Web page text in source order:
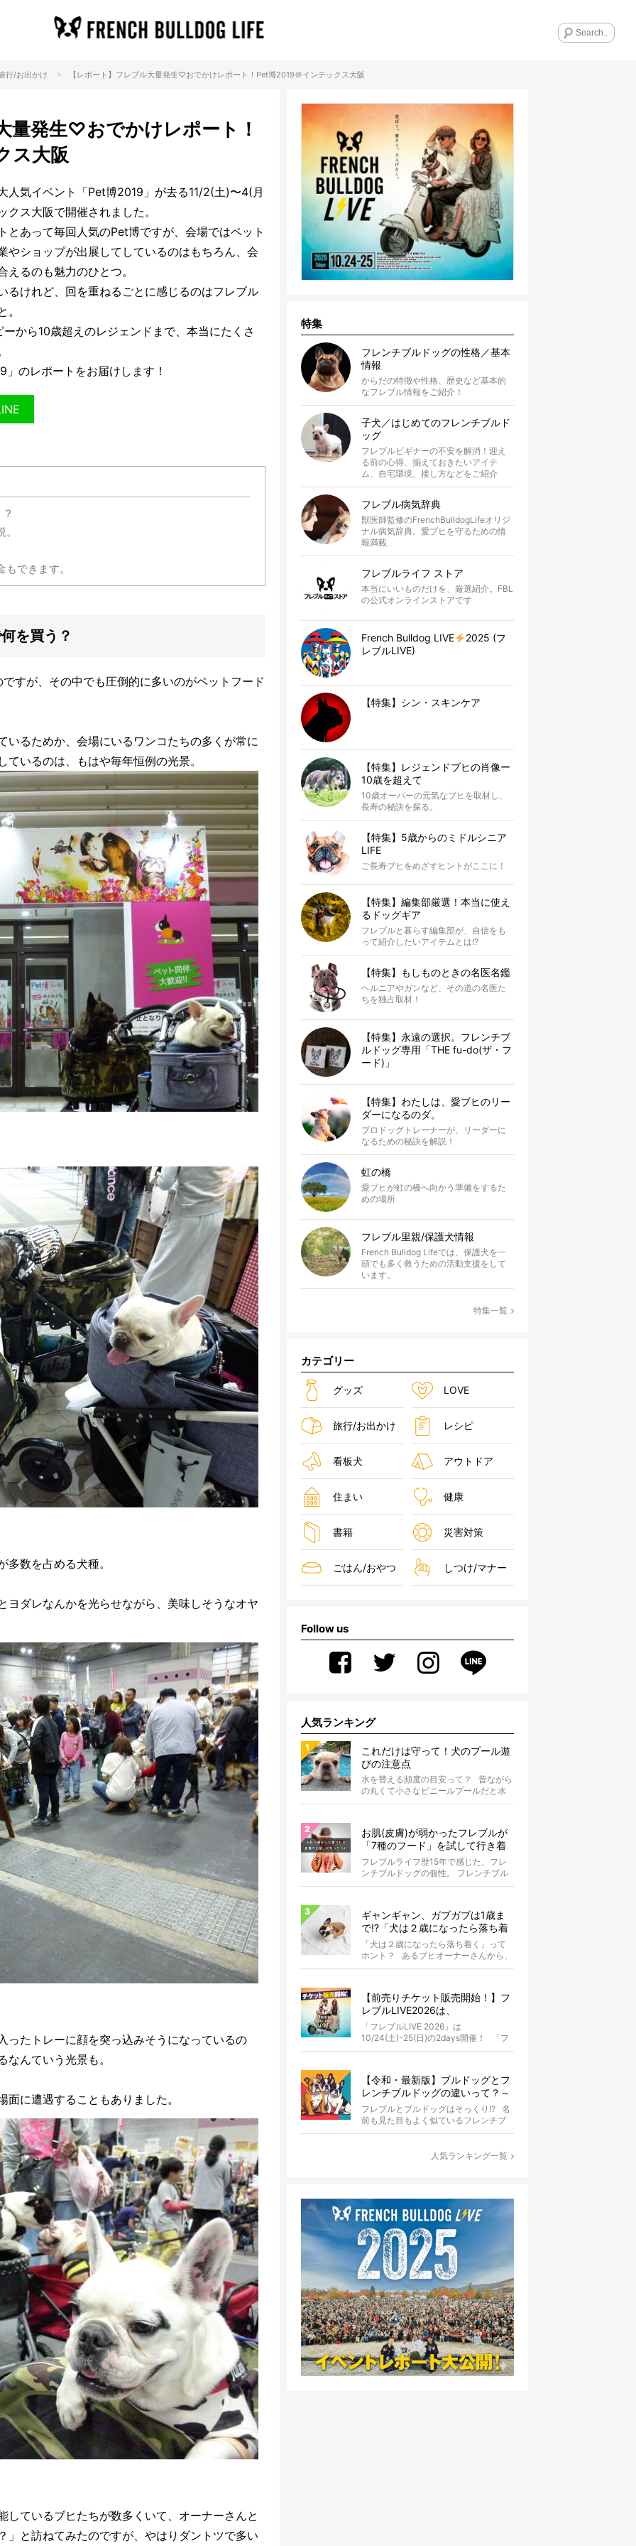
行/お出かけ > 【レポート】フレブル大量発生♡おでかけレポート！Pet博2019＠インテックス大阪
量発生♡おでかけレポート！
ス大阪
人気イベント「Pet博2019」が去る11/2(土)〜4(月
ス大阪で開催されました。
とあって毎回人気のPet博ですが、会場ではペット
やショップが出展してしているのはもちろん、会
るのも魅力のひとつ。
るけれど、回を重ねるごとに感じるのはフレブル
から10歳超えのレジェンドまで、本当にたくさ
のレポートをお届けします！
できます。
を買う？
すが、その中でも圧倒的に多いのがペットフード
いるためか、会場にいるワンコたちの多くが常に
いるのは、もはや毎年恒例の光景。
数を占める犬種。
ヨダレなんかを光らせながら、美味しそうなオヤ
ったトレーに顔を突っ込みそうになっているの
んていう光景も。
に遭遇することもありました。
しているブヒたちが数多くいて、オーナーさんと
」と訪ねてみたのですが、やはりダントツで多い
特集
フレンチブルドッグの性格／基本
情報
からだの特徴や性格、歴史など基本的
なフレブル情報をご紹介！
子犬／はじめてのフレンチブルド
ッグ
フレブルビギナーの不安を解消！迎え
る前の心得、揃えておきたいアイテ
ム、自宅環境、接し方などをご紹介
フレブル病気辞典
獣医師監修のFrenchBulldogLifeオリジ
ナル病気辞典。愛ブヒを守るための情
報満載
フレブルライフ ストア
本当にいいものだけを、厳選紹介。FBL
の公式オンラインストアです
French Bulldog LIVE
2025 (フ
レブルLIVE)
【特集】シン・スキンケア
【特集】レジェンドブヒの肖像ー
10歳を超えて
10歳オーバーの元気なブヒを取材し、
長寿の秘訣を探る。
【特集】5歳からのミドルシニア
LIFE
ご長寿ブヒをめざすヒントがここに！
【特集】編集部厳選！本当に使え
るドッグギア
フレブルと暮らす編集部が、自信をも
って紹介したいアイテムとは!?
【特集】もしものときの名医名鑑
ヘルニアやガンなど、その道の名医た
ちを独占取材！
【特集】永遠の選択。フレンチブ
ルドッグ専用「THE fu-do(ザ・フ
ード)」
【特集】わたしは、愛ブヒのリー
ダーになるのダ。
プロドッグトレーナーが、リーダーに
なるための秘訣を解説！
虹の橋
愛ブヒが虹の橋へ向かう準備をするた
めの場所
フレブル里親/保護犬情報
French Bulldog Lifeでは、保護犬を一
頭でも多く救うための活動支援をして
います。
特集一覧
カテゴリー
グッズ LOVE
旅行/お出かけ レシピ
看板犬 アウトドア
住まい 健康
書籍 災害対策
ごはん/おやつ しつけ/マナー
Follow us
人気ランキング
これだけは守って！犬のプール遊
びの注意点
水を替える頻度の目安って？ 昔ながら
の丸くて小さなビニールプールだと水
替えもさほど手間ではないけ...
お肌(皮膚)が弱かったフレブルが
「7種のフード」を試して行き着
いた「病院知らず」の実体験
フレブルライフ歴15年で感じた、フレ
ンチブルドッグの個性。 フレンチブル
ドッグと暮らしはじめて15年になる筆
ギャンギャン、ガブガブは1歳ま
で!?「犬は２歳になったら落ち着
く」という都市伝説は本当？
「犬は２歳になったら落ち着く」って
ホント？ あるブヒオーナーさんから、
こんな質問がありました。...
【前売りチケット販売開始！】フ
レブルLIVE2026は、
10/24(土)-25(日)開催！フレブル
だらけのキャンプ・前夜祭・バス
プランも新登場!?
「フレブルLIVE 2026」は
10/24(土)-25(日)の2days開催！ 「フ
レブルLIV...
【令和・最新版】ブルドッグとフ
レンチブルドッグの違いって？～
徹底解説～
フレブルとブルドッグはそっくり!? 名
前も見た目もよく似ているフレンチブ
ルドッグとブルドッグ。...
人気ランキング一覧